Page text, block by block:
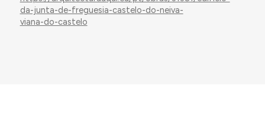
da-junta-de-freguesia-castelo-do-neiva-
viana-do-castelo